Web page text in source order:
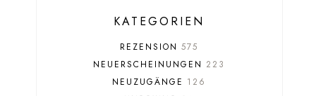
KATEGORIEN
REZENSION 575
NEUERSCHEINUNGEN 223
NEUZUGÄNGE 126